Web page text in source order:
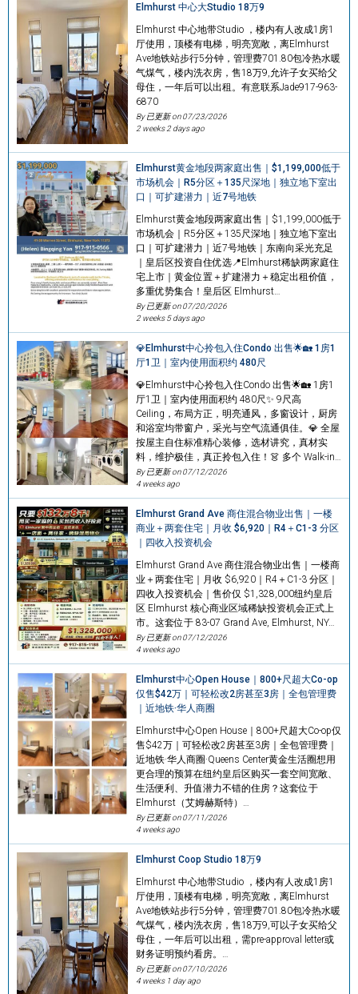
Elmhurst 中心大Studio 18万9
Elmhurst 中心地带Studio ，楼内有人改成1房1
厅使用，顶楼有电梯，明亮宽敞，离Elmhurst
Ave地铁站步行5分钟，管理费701.80包冷热水暖
气煤气，楼内洗衣房，售18万9,允许子女买给父
母住，一年后可以出租。有意联系Jade917-963-
6870
By 已更新 on07/23/2026
2 weeks 2 days ago
Elmhurst黄金地段两家庭出售｜$1,199,000低于
市场机会｜R5分区＋135尺深地｜独立地下室出
口｜可扩建潜力｜近7号地铁
Elmhurst黄金地段两家庭出售｜$1,199,000低于
市场机会｜R5分区＋135尺深地｜独立地下室出
口｜可扩建潜力｜近7号地铁｜东南向采光充足
｜皇后区投资自住优选📍Elmhurst稀缺两家庭住
宅上市｜黄金位置＋扩建潜力＋稳定出租价值，
多重优势集合！皇后区 Elmhurst…
By 已更新 on07/20/2026
2 weeks 5 days ago
💎Elmhurst中心拎包入住Condo 出售🌟🏡 1房1
厅1卫｜室内使用面积约 480尺
💎Elmhurst中心拎包入住Condo 出售🌟🏡 1房1
厅1卫｜室内使用面积约 480尺✨ 9尺高
Ceiling，布局方正，明亮通风，多窗设计，厨房
和浴室均带窗户，采光与空气流通俱佳。💎 全屋
按屋主自住标准精心装修，选材讲究，真材实
料，维护极佳，真正拎包入住！👗 多个 Walk-in…
By 已更新 on07/12/2026
4 weeks ago
Elmhurst Grand Ave 商住混合物业出售｜一楼
商业＋两套住宅｜月收 $6,920｜R4＋C1-3 分区
｜四收入投资机会
Elmhurst Grand Ave 商住混合物业出售｜一楼商
业＋两套住宅｜月收 $6,920｜R4＋C1-3 分区｜
四收入投资机会｜售价仅 $1,328,000纽约皇后
区 Elmhurst 核心商业区域稀缺投资机会正式上
市。这套位于 83-07 Grand Ave, Elmhurst, NY…
By 已更新 on07/12/2026
4 weeks ago
Elmhurst中心Open House｜800+尺超大Co-op
仅售$42万｜可轻松改2房甚至3房｜全包管理费
｜近地铁·华人商圈
Elmhurst中心Open House｜800+尺超大Co-op仅
售$42万｜可轻松改2房甚至3房｜全包管理费｜
近地铁·华人商圈·Queens Center黄金生活圈想用
更合理的预算在纽约皇后区购买一套空间宽敞、
生活便利、升值潜力不错的住房？这套位于
Elmhurst（艾姆赫斯特）…
By 已更新 on07/11/2026
4 weeks ago
Elmhurst Coop Studio 18万9
Elmhurst 中心地带Studio ，楼内有人改成1房1
厅使用，顶楼有电梯，明亮宽敞，离Elmhurst
Ave地铁站步行5分钟，管理费701.80包冷热水暖
气煤气，楼内洗衣房，售18万9,可以子女买给父
母住，一年后可以出租，需pre-approval letter或
财务证明预约看房。…
By 已更新 on07/10/2026
4 weeks 1 day ago